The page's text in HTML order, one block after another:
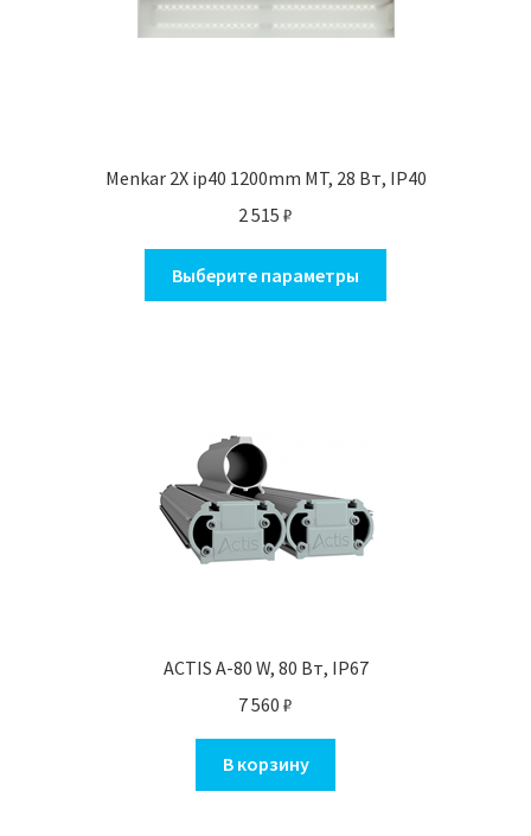
Menkar 2X ip40 1200mm MT, 28 Вт, IP40
2 515 ₽
Выберите параметры
ACTIS A-80 W, 80 Вт, IP67
7 560 ₽
В корзину